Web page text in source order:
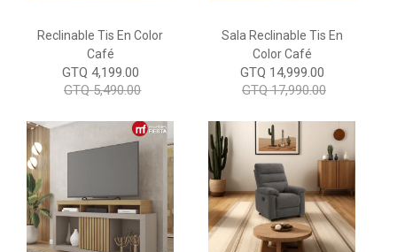
Reclinable Tis En Color
Café
GTQ 4,199.00
GTQ 5,490.00
Sala Reclinable Tis En
Color Café
GTQ 14,999.00
GTQ 17,990.00